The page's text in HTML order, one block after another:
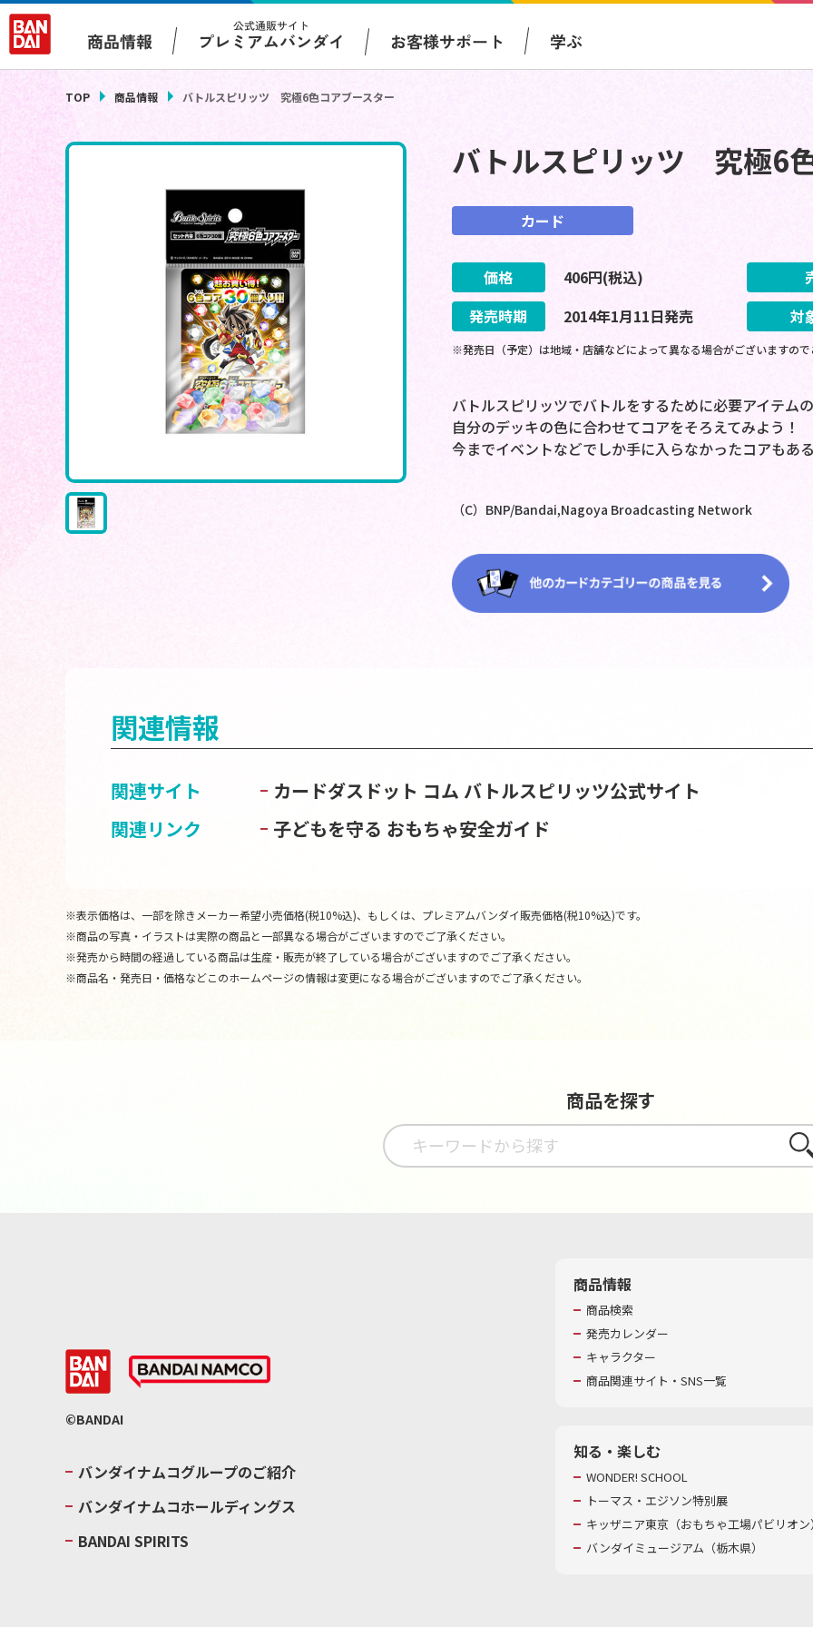
商品情報
公式通販サイト
プレミアムバンダイ お客様サポート 学ぶ
TOP 商品情報 バトルスピリッツ 究極6色コアブースター
バトルスピリッツ 究極6
カード
価格 406円(税込)
発売時期
2014年1月11日発売 対
※発売日（予定）は地域・店舗などによって異なる場合がございますの
バトルスピリッツでバトルをするために必要アイテム
自分のデッキの色に合わせてコアをそろえてみよう！
今までイベントなどでしか手に入らなかったコアもあ
（C）BNP/Bandai,Nagoya Broadcasting Network
関連情報
関連サイト カードダスドット コム バトルスピリッツ公式サイト
関連リンク
子どもを守る おもちゃ安全ガイド
※表示価格は、一部を除きメーカー希望小売価格(税10%込)、もしくは、プレミアムバンダイ販売価格(税10%込)です。
※商品の写真・イラストは実際の商品と一部異なる場合がございますのでご了承ください。
※発売から時間の経過している商品は生産・販売が終了している場合がございますのでご了承ください。
※商品名・発売日・価格などこのホームページの情報は変更になる場合がございますのでご了承ください。
商品を探す
さが
©BANDAI
バンダイナムコグループのご紹介
バンダイナムコホールディングス
BANDAI SPIRITS
商品情報
商品検索
発売カレンダー
キャラクター
商品関連サイト・SNS一覧
知る・楽しむ
WONDER! SCHOOL
トーマス・エジソン特別展
キッザニア東京（おもちゃ工場パビリオ
バンダイミュージアム（栃木県）